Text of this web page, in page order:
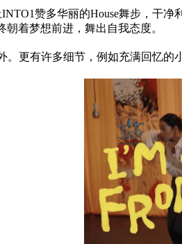
赞多华丽的House舞步，干
着梦想前进，舞出自我态度。
。更有许多细节，例如充满回忆